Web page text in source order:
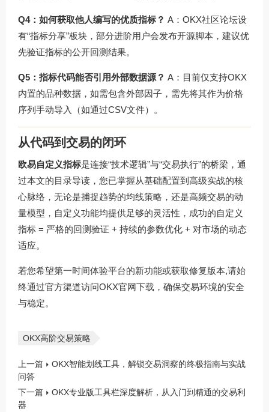
Q4：如何获取他人编写的优质指标？ A：OKX社区论坛设
有“指标分享”板块，部分进阶用户会发布开源脚本，建议优
先验证指标的公开回测结果。
Q5：指标代码能否引用外部数据源？ A：目前仅支持OKX
内置的品种数据，如需包含外部因子，需先将其作为价格
序列手动导入（如通过CSV文件）。
从代码到交易的闭环
欧易自定义指标是连接“技术逻辑”与“交易执行”的桥梁，通
过本文的目录导读，您已掌握从基础配置到高级实战的核
心脉络，无论是捕捉趋势的均线策略，还是高频交易的动
量模型，自定义功能均提供足够的灵活性，成功的自定义
指标 = 严格的回测验证 + 持续的参数优化 + 对市场的动态
适应。
若您希望第一时间体验平台的新功能或获取修复版本,请始
终通过官方渠道访问OKX官网下载 ，确保交易环境的安全
与稳定。
OKX高阶交易策略
上一篇
OKX智能划线工具，解锁交易洞察的终极指南与实战
问答
下一篇
OKX专业版工具栏深度解析，从入门到精通的交易利
器